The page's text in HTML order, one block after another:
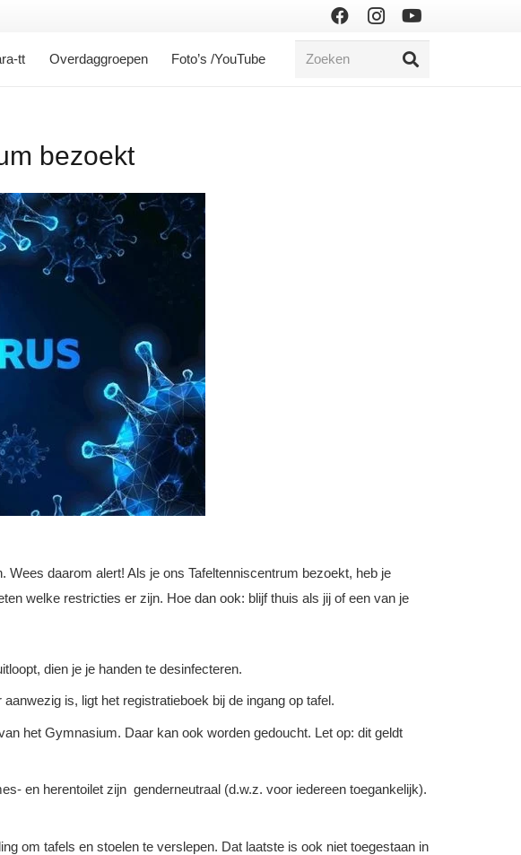
tt Overdaggroepen Foto’s /YouTube
bezoekt
daarom alert! Als je ons Tafeltenniscentrum bezoekt, heb je
welke restricties er zijn. Hoe dan ook: blijf thuis als jij of een van je
dien je je handen te desinfecteren.
is, ligt het registratieboek bij de ingang op tafel.
het Gymnasium. Daar kan ook worden gedoucht. Let op: dit geldt
en herentoilet zijn genderneutraal (d.w.z. voor iedereen toegankelijk).
om tafels en stoelen te verslepen. Dat laatste is ook niet toegestaan in